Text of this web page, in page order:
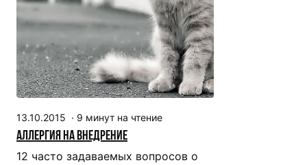
13.10.2015 · 9 минут на чтение
Аллергия на внедрение
12 часто задаваемых вопросов о